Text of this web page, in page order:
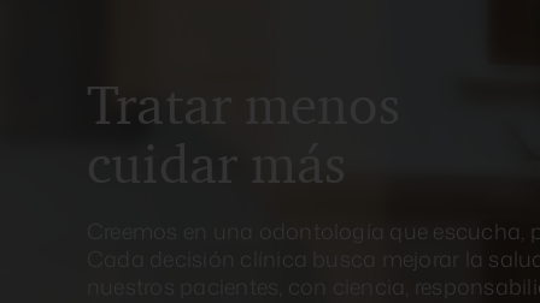
Tratar menos
cuidar más
Creemos en una odontología que escucha,
Cada decisión clínica busca mejorar la
nuestros pacientes, con ciencia,